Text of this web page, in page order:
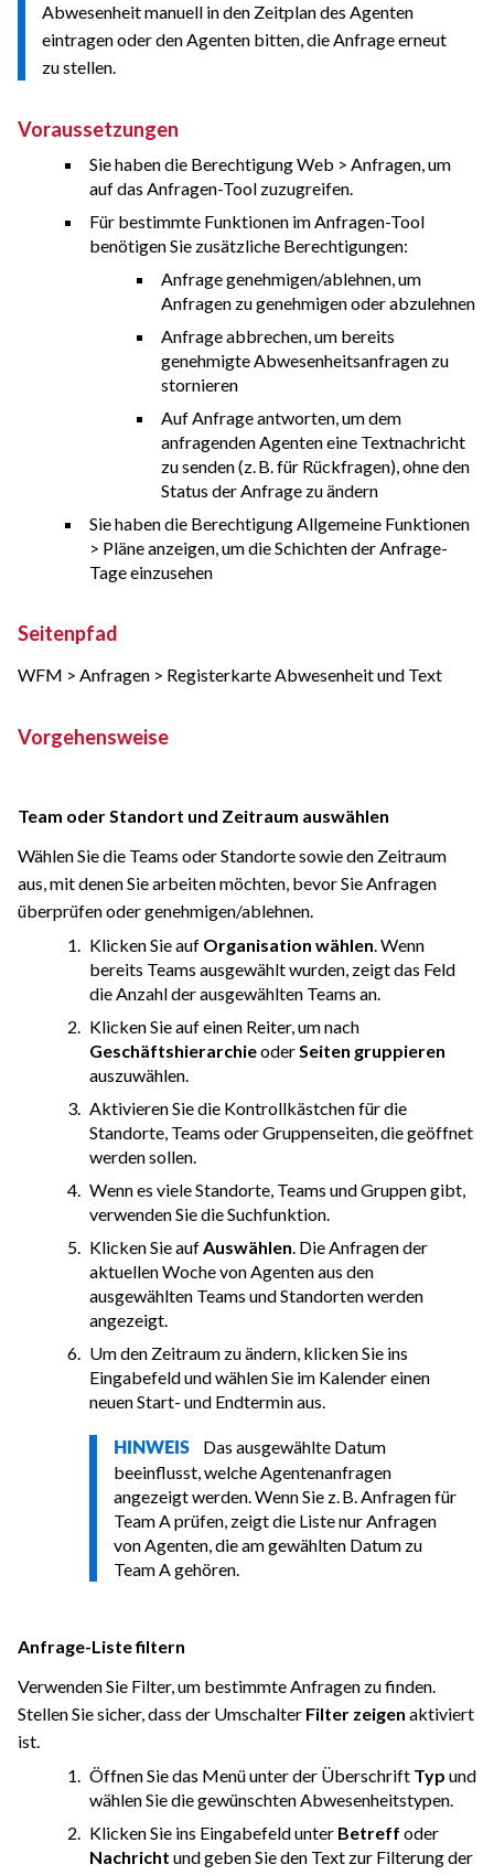
Abwesenheit manuell in den Zeitplan des Agenten
eintragen oder den Agenten bitten, die Anfrage erneut
zu stellen.
Voraussetzungen
Sie haben die Berechtigung Web > Anfragen, um
auf das Anfragen-Tool zuzugreifen.
Für bestimmte Funktionen im Anfragen-Tool
benötigen Sie zusätzliche Berechtigungen:
Anfrage genehmigen/ablehnen, um
Anfragen zu genehmigen oder abzulehnen
Anfrage abbrechen, um bereits
genehmigte Abwesenheitsanfragen zu
stornieren
Auf Anfrage antworten, um dem
anfragenden Agenten eine Textnachricht
zu senden (z. B. für Rückfragen), ohne den
Status der Anfrage zu ändern
Sie haben die Berechtigung Allgemeine Funktionen
> Pläne anzeigen, um die Schichten der Anfrage-
Tage einzusehen
Seitenpfad
WFM > Anfragen > Registerkarte Abwesenheit und Text
Vorgehensweise
Team oder Standort und Zeitraum auswählen
Wählen Sie die Teams oder Standorte sowie den Zeitraum
aus, mit denen Sie arbeiten möchten, bevor Sie Anfragen
überprüfen oder genehmigen/ablehnen.
Klicken Sie auf Organisation wählen. Wenn
bereits Teams ausgewählt wurden, zeigt das Feld
die Anzahl der ausgewählten Teams an.
Klicken Sie auf einen Reiter, um nach
GeschäftshierarchieoderSeiten gruppieren
auszuwählen.
Aktivieren Sie die Kontrollkästchen für die
Standorte, Teams oder Gruppenseiten, die geöffnet
werden sollen.
Wenn es viele Standorte, Teams und Gruppen gibt,
verwenden Sie die Suchfunktion.
Klicken Sie aufAuswählen. Die Anfragen der
aktuellen Woche von Agenten aus den
ausgewählten Teams und Standorten werden
angezeigt.
Um den Zeitraum zu ändern, klicken Sie ins
Eingabefeld und wählen Sie im Kalender einen
neuen Start- und Endtermin aus.
HINWEIS Das ausgewählte Datum
beeinflusst, welche Agentenanfragen
angezeigt werden. Wenn Sie z. B. Anfragen für
Team A prüfen, zeigt die Liste nur Anfragen
von Agenten, die am gewählten Datum zu
Team A gehören.
Anfrage-Liste filtern
Verwenden Sie Filter, um bestimmte Anfragen zu finden.
Stellen Sie sicher, dass der Umschalter Filter zeigen aktiviert
ist.
Öffnen Sie das Menü unter der Überschrift Typ und
wählen Sie die gewünschten Abwesenheitstypen.
Klicken Sie ins Eingabefeld unter Betreff oder
Nachricht und geben Sie den Text zur Filterung der